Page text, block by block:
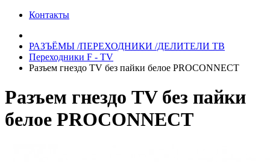
Контакты
РАЗЪЁМЫ /ПЕРЕХОДНИКИ /ДЕЛИТЕЛИ ТВ
Переходники F - TV
Разъем гнездо TV без пайки белое PROCONNECT
Разъем гнездо TV без пайки
белое PROCONNECT